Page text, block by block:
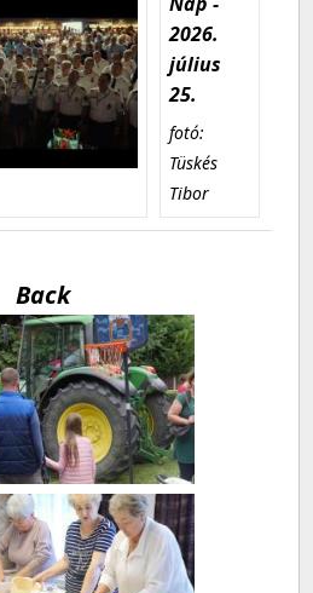
2026.
július
25.
fotó:
Tüskés
Tibor
Back